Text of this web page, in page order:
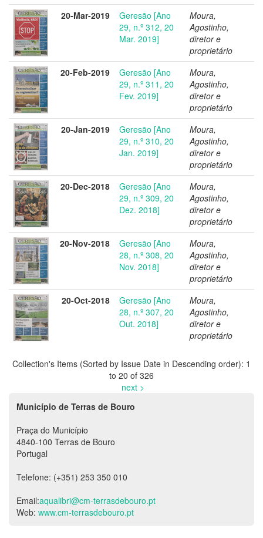
20-Mar-2019
Geresão [Ano
29, n.º 312, 20
Mar. 2019]
Moura,
Agostinho,
diretor e
proprietário
20-Feb-2019
Geresão [Ano
29, n.º 311, 20
Fev. 2019]
Moura,
Agostinho,
diretor e
proprietário
20-Jan-2019
Geresão [Ano
29, n.º 310, 20
Jan. 2019]
Moura,
Agostinho,
diretor e
proprietário
20-Dec-2018
Geresão [Ano
29, n.º 309, 20
Dez. 2018]
Moura,
Agostinho,
diretor e
proprietário
20-Nov-2018
Geresão [Ano
28, n.º 308, 20
Nov. 2018]
Moura,
Agostinho,
diretor e
proprietário
20-Oct-2018
Geresão [Ano
28, n.º 307, 20
Out. 2018]
Moura,
Agostinho,
diretor e
proprietário
Collection's Items (Sorted by Issue Date in Descending order): 1
to 20 of 326
next >
Município de Terras de Bouro
Praça do Município
4840-100 Terras de Bouro
Portugal
Telefone: (+351) 253 350 010
Email:aqualibri@cm-terrasdebouro.pt
Web:www.cm-terrasdebouro.pt